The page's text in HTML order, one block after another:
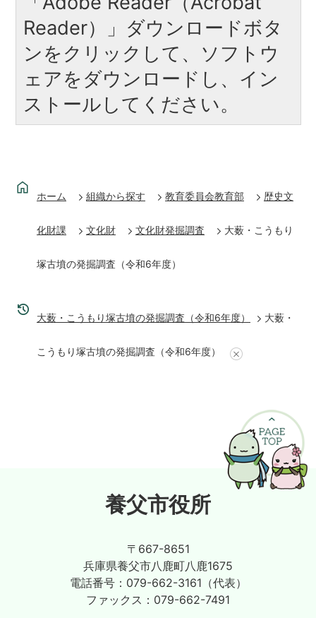
Reader）」ダウンロードボタ
ンをクリックして、ソフトウ
ェアをダウンロードし、イン
ストールしてください。
ホーム 組織から探す 教育委員会教育部 歴史文
化財課 文化財 文化財発掘調査 大薮・こうもり
塚古墳の発掘調査（令和6年度）
大薮・こうもり塚古墳の発掘調査（令和6年度） 大薮・
こうもり塚古墳の発掘調査（令和6年度）
養父市役所
〒667-8651
兵庫県養父市八鹿町八鹿1675
電話番号： 079-662-3161（代表）
ファックス： 079-662-7491